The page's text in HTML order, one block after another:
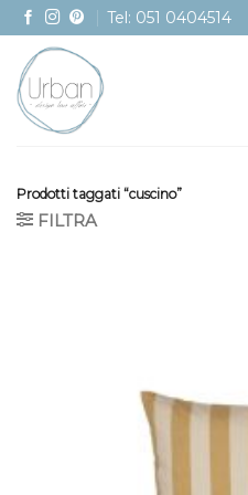
Skip
to
content
Tel: 051 0404514
Prodotti taggati “cuscino”
FILTRA